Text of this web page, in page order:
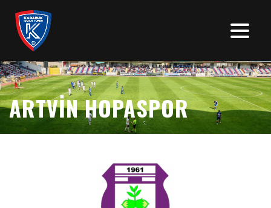
ARTVİN HOPASPOR